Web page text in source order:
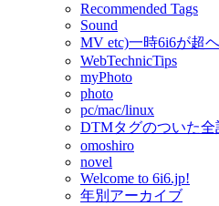
Recommended Tags
Sound
MV etc)一時6i6が超
WebTechnicTips
myPhoto
photo
pc/mac/linux
DTMタグのついた全
omoshiro
novel
Welcome to 6i6.jp!
年別アーカイブ